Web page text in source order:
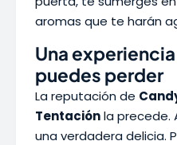
aromas que te harán
Una
puedes perder
La reputación de
Tentaciónla precede.
una verdadera delicia.